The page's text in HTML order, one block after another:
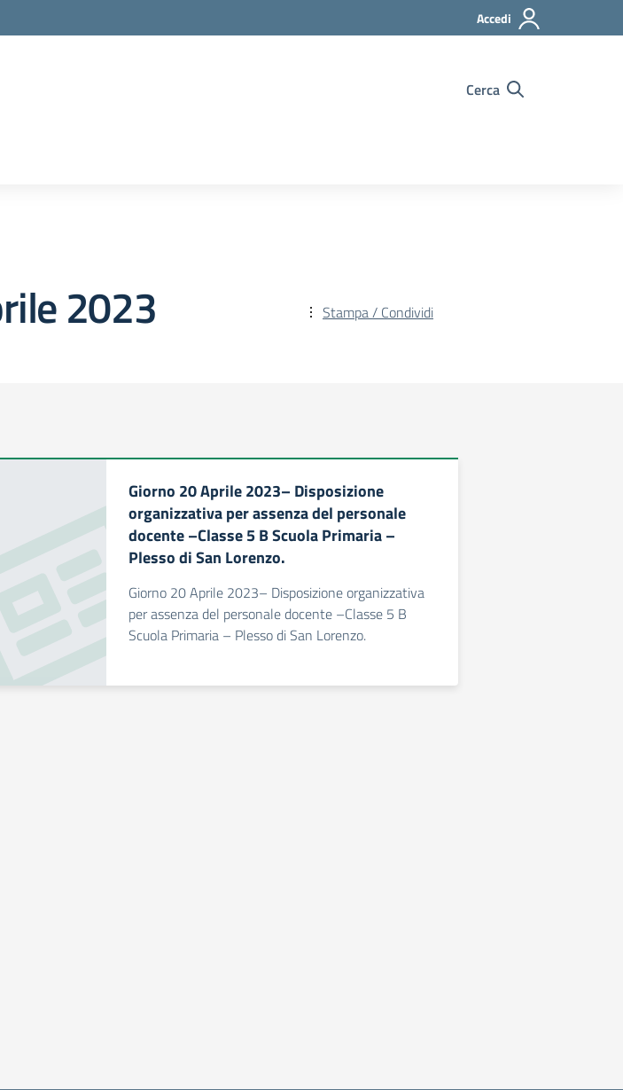
Accedi
Cerca
2023 Stampa / Condividi
Giorno 20 Aprile 2023– Disposizione
organizzativa per assenza del personale
docente –Classe 5 B Scuola Primaria –
Plesso di San Lorenzo.
Giorno 20 Aprile 2023– Disposizione organizzativa
per assenza del personale docente –Classe 5 B
Scuola Primaria – Plesso di San Lorenzo.